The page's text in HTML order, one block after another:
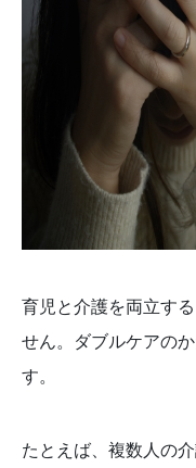
育児と介護を両立す
せん。ダブルケアの
す。
たとえば、複数人の